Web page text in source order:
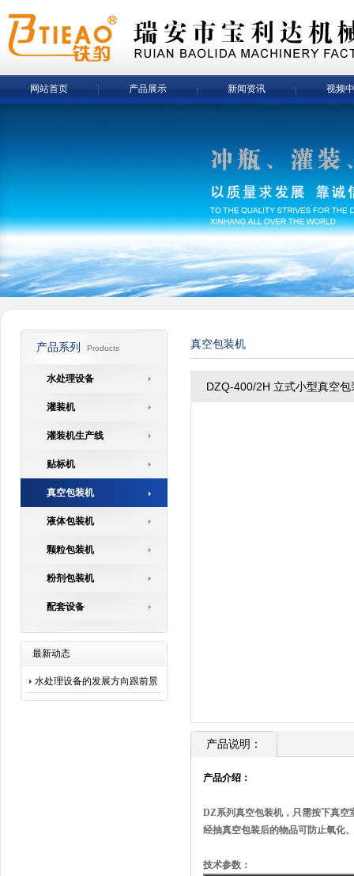
网站首页 产品展示 新闻资讯 视频
产品系列 Products
水处理设备
灌装机
灌装机生产线
贴标机
真空包装机
液体包装机
颗粒包装机
粉剂包装机
配套设备
最新动态
水处理设备的发展方向跟前景
真空包装机
DZQ-400/2H 立式小型真空包
产品说明：
产品介绍：
DZ系列真空包装机，只需按下真空
经抽真空包装后的物品可防止氧化
技术参数：